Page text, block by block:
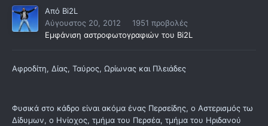
Από Bi2L
Αύγουστος 20, 2012
1951 προβολές
Εμφάνιση αστροφωτογραφιών του Bi2L
Αφροδίτη, Δίας, Ταύρος, Ωρίωνας και Πλειάδες
Φυσικά στο κάδρο είναι ακόμα ένας Περσείδης, ο Αστερισμός τω
Δίδυμων, ο Ηνίοχος, τμήμα του Περσέα, τμήμα του Ηριδανού